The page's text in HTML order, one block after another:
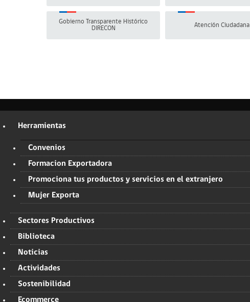
Gobierno Transparente Histórico
DIRECON
Atención Ciudadana
Herramientas
Convenios
Formacion Exportadora
Promociona tus productos y servicios en el extranjero
Mujer Exporta
Sectores Productivos
Biblioteca
Noticias
Actividades
Sostenibilidad
Ecommerce